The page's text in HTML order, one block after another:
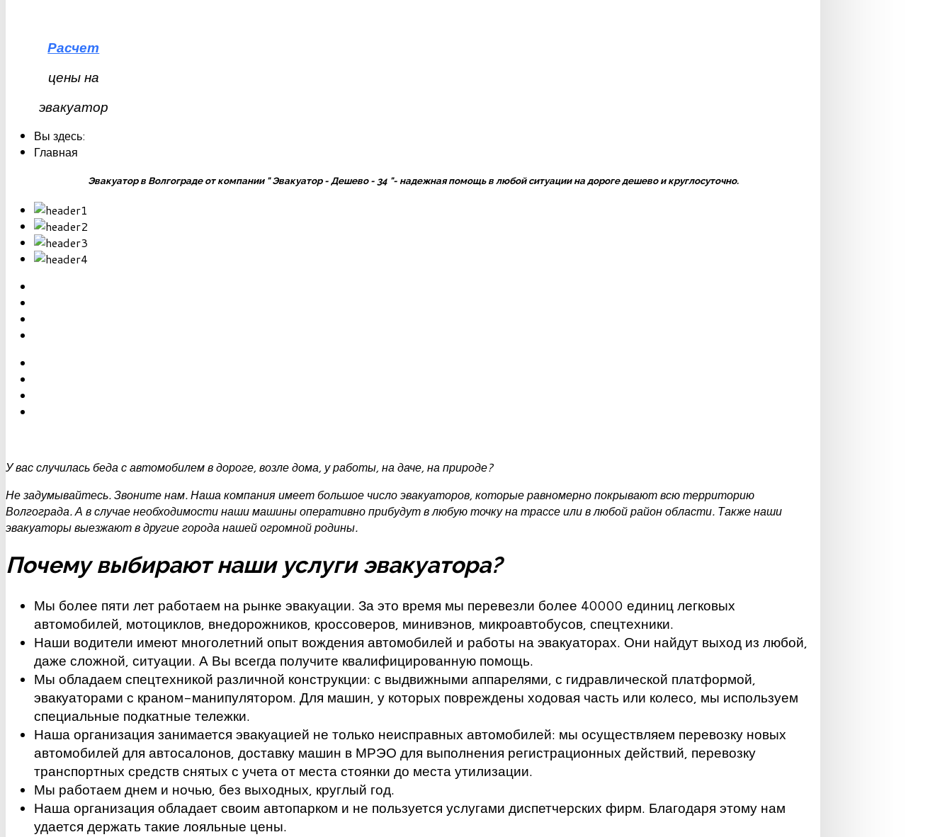
Расчет
цены на
эвакуатор
Вы здесь:
Главная
Эвакуатор в Волгограде от компании "Эвакуатор - Дешево - 34"- надежная помощь в любой ситуации на дороге дешево и круглосуточно.
У вас случилась беда с автомобилем в дороге, возле дома, у работы, на даче, на природе?
Не задумывайтесь. Звоните нам. Наша компания имеет большое число эвакуаторов, которые равномерно покрывают всю территорию
Волгограда. А в случае необходимости наши машины оперативно прибудут в любую точку на трассе или в любой район области. Также наши
эвакуаторы выезжают в другие города нашей огромной родины.
Почему выбирают наши услуги эвакуатора?
Мы более пяти лет работаем на рынке эвакуации. За это время мы перевезли более 40000 единиц легковых
автомобилей, мотоциклов, внедорожников, кроссоверов, минивэнов, микроавтобусов, спецтехники.
Наши водители имеют многолетний опыт вождения автомобилей и работы на эвакуаторах. Они найдут выход из любой,
даже сложной, ситуации. А Вы всегда получите квалифицированную помощь.
Мы обладаем спецтехникой различной конструкции: с выдвижными аппарелями, с гидравлической платформой,
эвакуаторами с краном-манипулятором. Для машин, у которых повреждены ходовая часть или колесо, мы используем
специальные подкатные тележки.
Наша организация занимается эвакуацией не только неисправных автомобилей: мы осуществляем перевозку новых
автомобилей для автосалонов, доставку машин в МРЭО для выполнения регистрационных действий, перевозку
транспортных средств снятых с учета от места стоянки до места утилизации.
Мы работаем днем и ночью, без выходных, круглый год.
Наша организация обладает своим автопарком и не пользуется услугами диспетчерских фирм. Благодаря этому нам
удается держать такие лояльные цены.